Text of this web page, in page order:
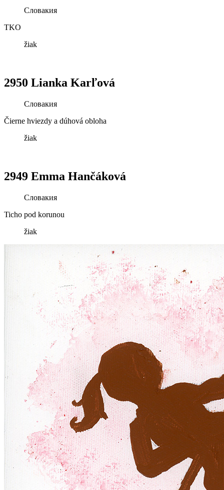
Словакия
TKO
žiak
2950 Lianka Karľová
Словакия
Čierne hviezdy a dúhová obloha
žiak
2949 Emma Hančáková
Словакия
Ticho pod korunou
žiak